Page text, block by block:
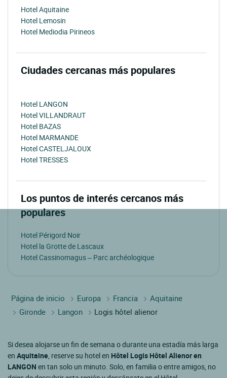
Hotel Aquitaine
Hotel Lemosin
Hotel Mediodia Pirineos
Ciudades cercanas más populares
Hotel LANGON
Hotel VILLANDRAUT
Hotel BAZAS
Hotel MARMANDE
Hotel CASTELJALOUX
Hotel TRESSES
Los puntos de interés cercanos más
populares
Hotel Périgord Noir
Hotel la Grotte de Lascaux
Hotel Cassinomagus – Parc archéologique
Página de inicio Europa Francia
Aquitaine
Gironde
Langon Logis hôtel alienor
Si desea alojarse un fin de semana o durante una estadía más larga
en Aquitaine , reserve su hotel en Hôtel Logis Hôtel Alienor en
LANGON en tan solo un minuto. Solo, en familia o entre amigos, no